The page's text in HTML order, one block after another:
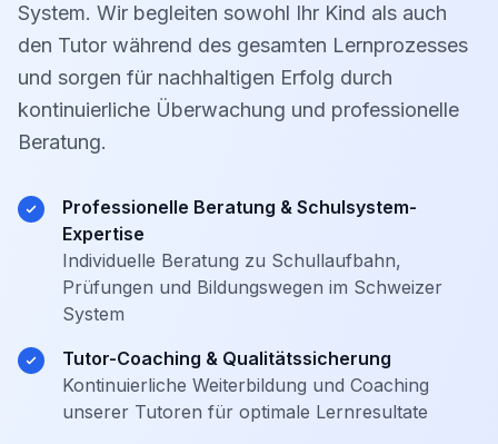
System. Wir begleiten sowohl Ihr Kind als auch
den Tutor während des gesamten Lernprozesses
und sorgen für nachhaltigen Erfolg durch
kontinuierliche Überwachung und professionelle
Beratung.
Professionelle Beratung & Schulsystem-
Expertise
Individuelle Beratung zu Schullaufbahn,
Prüfungen und Bildungswegen im Schweizer
System
Tutor-Coaching & Qualitätssicherung
Kontinuierliche Weiterbildung und Coaching
unserer Tutoren für optimale Lernresultate